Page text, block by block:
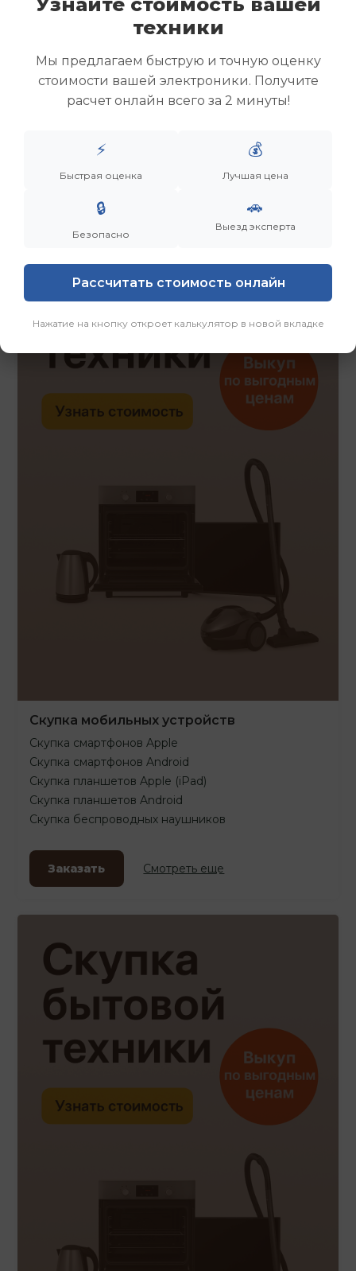
Скупка ноутбуков
Скупка ультрабуков
Скупка рабочих ноутбуков
Скупка старых ноутбуков (б/у)
Скупка внешних жестких дисков
Заказать Смотреть еще
Скупка мобильных устройств
Скупка смартфонов Apple
Скупка смартфонов Android
Скупка планшетов Apple (iPad)
Скупка планшетов Android
Скупка беспроводных наушников
Заказать Смотреть еще
техники
Мы предлагаем быструю и точную оценку
стоимости вашей электроники. Получите
расчет онлайн всего за 2 минуты!
⚡
Быстрая оценка
💰
Лучшая цена
🔒
Безопасно
🚗
Выезд эксперта
Рассчитать стоимость онлайн
Нажатие на кнопку откроет калькулятор в новой вкладке